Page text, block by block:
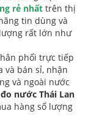
rẻ nhất trên thị
tin dùng và
rất lớn như
phối trực tiếp
và bán sỉ, nhận
và ngoài nước
nước Thái Lan
hàng số lượng